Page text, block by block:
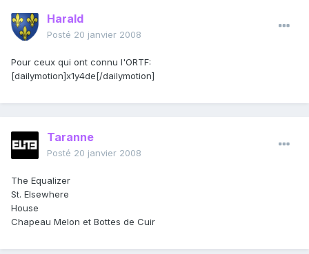
Harald
Posté 20 janvier 2008
Pour ceux qui ont connu l'ORTF:
[dailymotion]x1y4de[/dailymotion]
Taranne
Posté 20 janvier 2008
The Equalizer
St. Elsewhere
House
Chapeau Melon et Bottes de Cuir